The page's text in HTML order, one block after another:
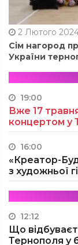
2 Лютого
Сім нагород
України
19:00
Вже 17
концертом у
16:00
«Креатор-
з художньої
12:12
Що
Тернополя у